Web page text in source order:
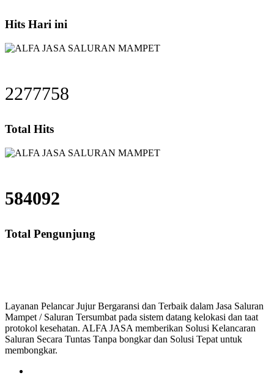
Hits Hari ini
2277758
Total Hits
584092
Total Pengunjung
Layanan Pelancar Jujur Bergaransi dan Terbaik dalam Jasa Saluran
Mampet / Saluran Tersumbat pada sistem datang kelokasi dan taat
protokol kesehatan. ALFA JASA memberikan Solusi Kelancaran
Saluran Secara Tuntas Tanpa bongkar dan Solusi Tepat untuk
membongkar.